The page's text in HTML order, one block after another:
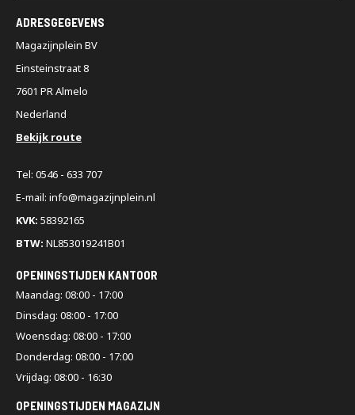
ADRESGEGEVENS
Magazijnplein BV
Einsteinstraat 8
7601 PR Almelo
Nederland
Bekijk route
Tel: 0546 - 633 707
E-mail: info@magazijnplein.nl
KVK: 58392165
BTW: NL853019241B01
OPENINGSTIJDEN KANTOOR
Maandag: 08:00 - 17:00
Dinsdag: 08:00 - 17:00
Woensdag: 08:00 - 17:00
Donderdag: 08:00 - 17:00
Vrijdag: 08:00 - 16:30
OPENINGSTIJDEN MAGAZIJN